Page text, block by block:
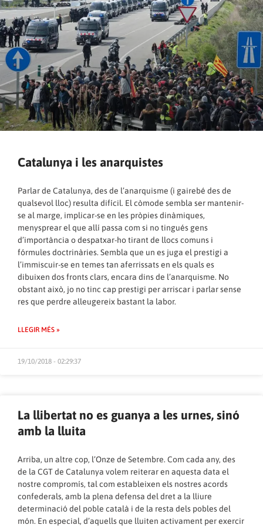
Catalunya i les anarquistes
Parlar de Catalunya, des de l’anarquisme (i gairebé des de
qualsevol lloc) resulta difícil. El còmode sembla ser mantenir-
se al marge, implicar-se en les pròpies dinàmiques,
menysprear el que allí passa com si no tingués gens
d’importància o despatxar-ho tirant de llocs comuns i
fórmules doctrinàries. Sembla que un es juga el prestigi a
l’immiscuir-se en temes tan aferrissats en els quals es
dibuixen dos fronts clars, encara dins de l’anarquisme. No
obstant això, jo no tinc cap prestigi per arriscar i parlar sense
res que perdre alleugereix bastant la labor.
LLEGIR MÉS »
19/10/2018 - 02:29:37
La llibertat no es guanya a les urnes, sinó
amb la lluita
Arriba, un altre cop, l’Onze de Setembre. Com cada any, des
de la CGT de Catalunya volem reiterar en aquesta data el
nostre compromís, tal com estableixen els nostres acords
confederals, amb la plena defensa del dret a la lliure
determinació del poble català i de la resta dels pobles del
món. En especial, d’aquells que lluiten activament per exercir